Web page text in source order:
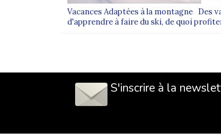
Vacances Adaptées à la montagne Des
d'apprendre à faire du ski, de quoi
S'inscrire à la